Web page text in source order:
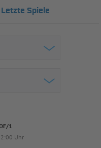
Letzte Spiele
1
Uhr